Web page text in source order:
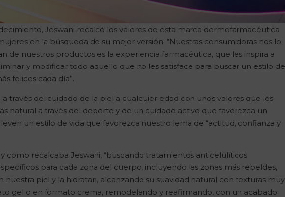
Jeswani recalcó los valores de esta marca dermofarmacéutica
en la búsqueda de su mejor versión. “Nuestras consumidoras nos lo
de nuestros productos es la experiencia farmacéutica, que les inspira a
y modificar todo aquello que no les satisface para buscar un estilo de
felices cada día”.
través del cuidado de la piel a cualquier edad con unos valores que les
natural a través del deporte y de un cuidado activo que favorezca un
un estilo de vida que favorezca nuestro lema de “actitud, confianza y
como recalcaba Jeswani, “buscando tratamientos anticelulíticos
para cada zona del cuerpo, incluyendo las zonas más rebeldes,
piel y la hidratan, alcanzando su suavidad natural con texturas muy
gel o en formato crema, remodelando y reafirmando, con un acabado